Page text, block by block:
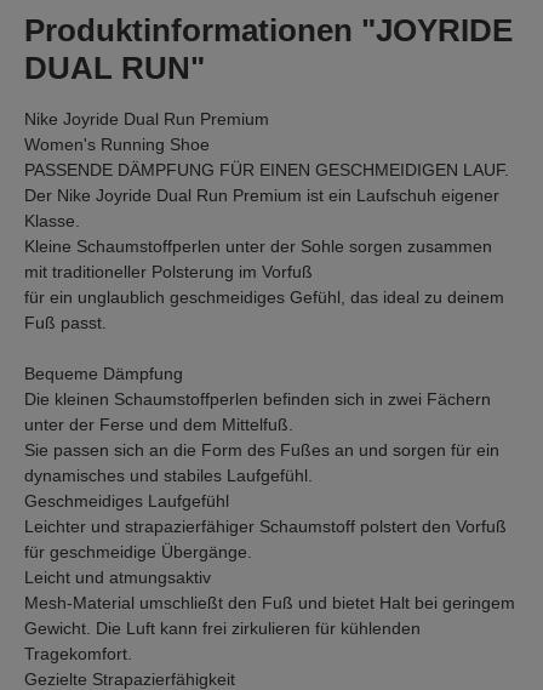
Produktinformationen "JOYRIDE
DUAL RUN"
Nike Joyride Dual Run Premium
Women's Running Shoe
PASSENDE DÄMPFUNG FÜR EINEN GESCHMEIDIGEN LAUF.
Der Nike Joyride Dual Run Premium ist ein Laufschuh eigener
Klasse.
Kleine Schaumstoffperlen unter der Sohle sorgen zusammen
mit traditioneller Polsterung im Vorfuß
für ein unglaublich geschmeidiges Gefühl, das ideal zu deinem
Fuß passt.
Bequeme Dämpfung
Die kleinen Schaumstoffperlen befinden sich in zwei Fächern
unter der Ferse und dem Mittelfuß.
Sie passen sich an die Form des Fußes an und sorgen für ein
dynamisches und stabiles Laufgefühl.
Geschmeidiges Laufgefühl
Leichter und strapazierfähiger Schaumstoff polstert den Vorfuß
für geschmeidige Übergänge.
Leicht und atmungsaktiv
Mesh-Material umschließt den Fuß und bietet Halt bei geringem
Gewicht. Die Luft kann frei zirkulieren für kühlenden
Tragekomfort.
Gezielte Strapazierfähigkeit